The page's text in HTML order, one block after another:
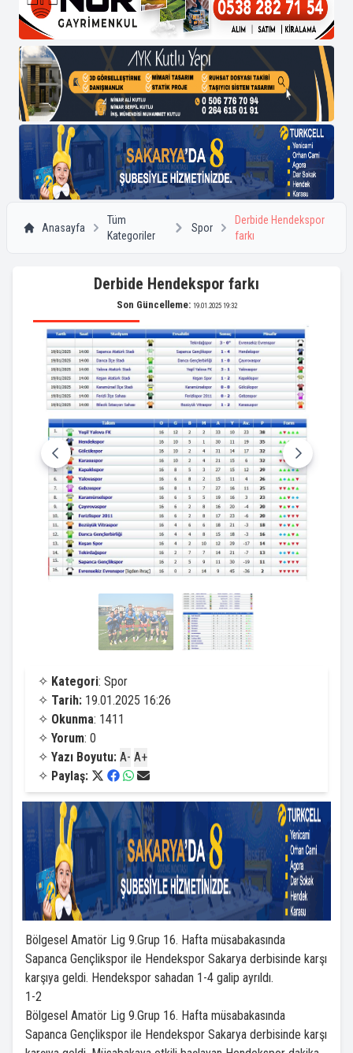
Anasayfa
Tüm
Kategoriler
Spor
Derbide Hendekspor
farkı
Derbide Hendekspor farkı
Son Güncelleme: 19.01.2025 19:32
✧ Kategori: Spor
✧ Tarih: 19.01.2025 16:26
✧ Okunma: 1411
✧ Yorum: 0
✧ Yazı Boyutu: A- A+
✧ Paylaş:
Bölgesel Amatör Lig 9.Grup 16. Hafta müsabakasında
Sapanca Gençlikspor ile Hendekspor Sakarya derbisinde karşı
karşıya geldi. Hendekspor sahadan 1-4 galip ayrıldı.
1-2
Bölgesel Amatör Lig 9.Grup 16. Hafta müsabakasında
Sapanca Gençlikspor ile Hendekspor Sakarya derbisinde karşı